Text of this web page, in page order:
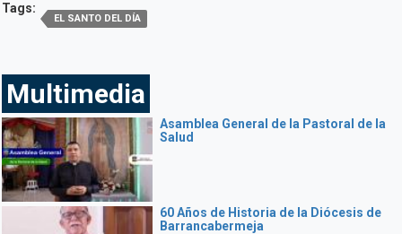
Tags:
EL SANTO DEL DÍA
Multimedia
Asamblea General de la Pastoral de la
Salud
60 Años de Historia de la Diócesis de
Barrancabermeja